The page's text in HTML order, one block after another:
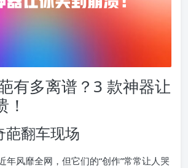
有多离谱？3 款神器让
葩翻车现场
年风靡全网，但它们的“创作”常常让人哭